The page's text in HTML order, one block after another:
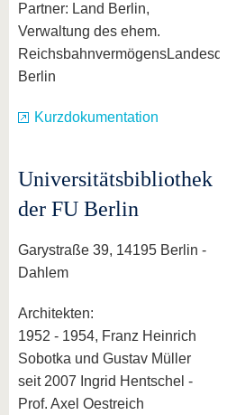
Partner: Land Berlin,
Verwaltung des ehem.
Berlin
Kurzdokumentation
Universitätsbibliothek
der FU Berlin
Garystraße 39, 14195 Berlin -
Dahlem
Architekten:
1952 - 1954, Franz Heinrich
Sobotka und Gustav Müller
seit 2007 Ingrid Hentschel -
Prof. Axel Oestreich